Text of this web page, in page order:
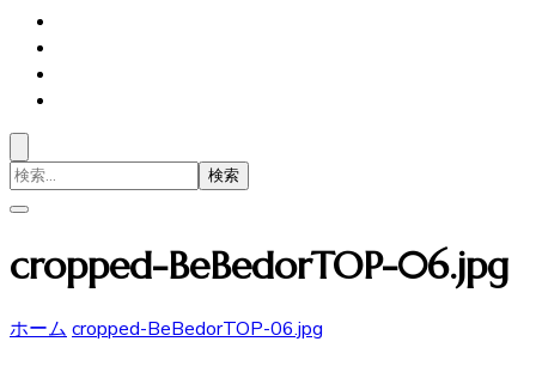
検
索
象:
cropped-BeBedorTOP-06.jpg
ホーム cropped-BeBedorTOP-06.jpg